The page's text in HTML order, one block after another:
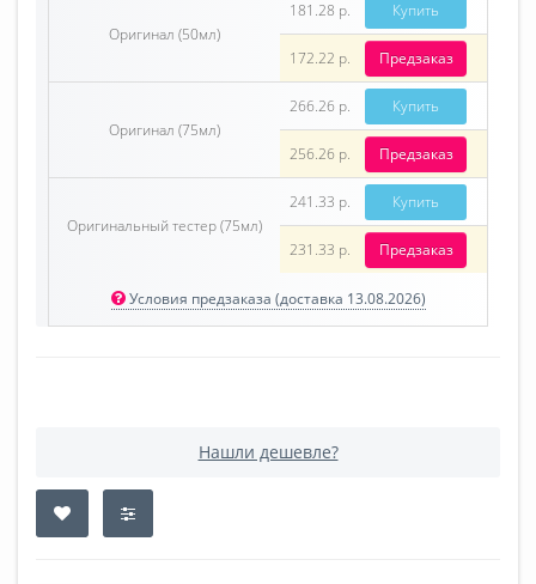
Оригинал (50мл)
181.28 р. Купить
172.22 р. Предзаказ
Оригинал (75мл)
266.26 р. Купить
256.26 р. Предзаказ
Оригинальный тестер (75мл)
241.33 р. Купить
231.33 р. Предзаказ
Условия предзаказа (доставка 13.08.2026)
Нашли дешевле?